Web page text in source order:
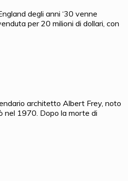
degli anni ‘30 venne
per 20 milioni di dollari, con
architetto Albert Frey, noto
nel 1970. Dopo la morte di